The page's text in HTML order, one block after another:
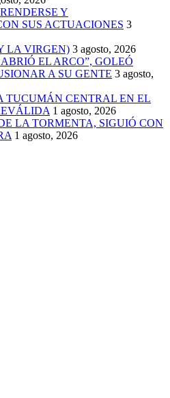
Y
SUS ACTUACIONES 3
LA VIRGEN) 3 agosto, 2026
EL ARCO”, GOLEÓ
A SU GENTE 3 agosto,
TUCUMÁN CENTRAL EN EL
1 agosto, 2026
LA TORMENTA, SIGUIÓ CON
1 agosto, 2026